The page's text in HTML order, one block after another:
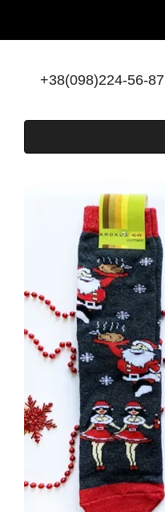
+38(098)224-56-87